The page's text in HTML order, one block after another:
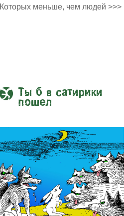
Которых меньше, чем людей >>>
Ты б в сатирики
пошел